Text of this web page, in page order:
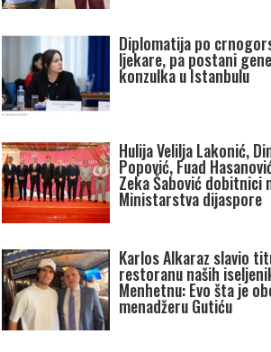
Diplomatija po
ljekare, pa postani
konzulka u Istanbulu
Hulija Velilja Lakonić,
Popović, Fuad
Zeka Šabović dobitnici
Ministarstva dijaspore
Karlos Alkaraz slavio
restoranu naših
Menhetnu: Evo šta je
menadžeru Gutiću